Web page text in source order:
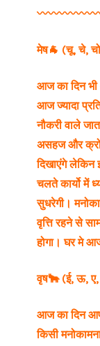
〰️〰️〰️〰️〰️
मेष🐐 (चू, चे,
आज का दिन भी
आज ज्यादा
नौकरी वाले
असहज और
दिखाएंगे लेकिन
चलते कार्यो में
सुधरेगी।
वृत्ति रहने से
होगा। घर मे आज
वृष🐂 (ई, ऊ, ए,
आज का दिन
किसी